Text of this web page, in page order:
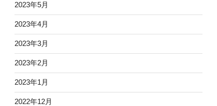
2023年5月
2023年4月
2023年3月
2023年2月
2023年1月
2022年12月